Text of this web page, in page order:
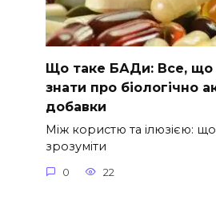
Що таке БАДи: Все, що
знати про біологічно
добавки
Між користю та ілюзією:
зрозуміти
0 22